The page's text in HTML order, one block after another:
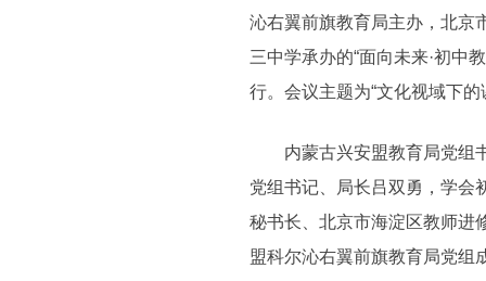
沁右翼前旗教育局主办，北京
三中学承办的“面向未来·初
行。会议主题为“文化视域下
内蒙古兴安盟教育局党组书
党组书记、局长吕双勇，学会
秘书长、北京市海淀区教师进
盟科尔沁右翼前旗教育局党组